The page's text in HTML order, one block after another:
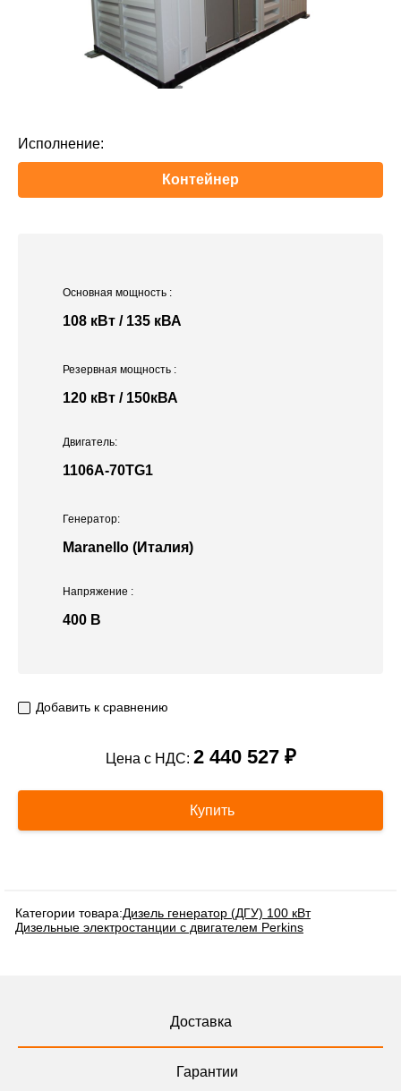
Исполнение:
Контейнер
Основная мощность :
108 кВт / 135 кВА
Двигатель:
1106A-70TG1
Напряжение :
400 В
Резервная мощность :
120 кВт / 150кВА
Генератор:
Maranello (Италия)
Добавить к сравнению
Цена с НДС: 2 440 527 ₽
Купить
Категории товара:Дизель генератор (ДГУ) 100 кВт
Дизельные электростанции с двигателем Perkins
Доставка
Гарантии